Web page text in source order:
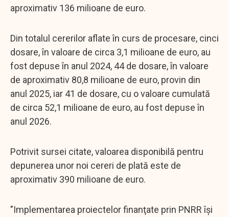
aproximativ 136 milioane de euro.
Din totalul cererilor aflate în curs de procesare, cinci
dosare, în valoare de circa 3,1 milioane de euro, au
fost depuse în anul 2024, 44 de dosare, în valoare
de aproximativ 80,8 milioane de euro, provin din
anul 2025, iar 41 de dosare, cu o valoare cumulată
de circa 52,1 milioane de euro, au fost depuse în
anul 2026.
Potrivit sursei citate, valoarea disponibilă pentru
depunerea unor noi cereri de plată este de
aproximativ 390 milioane de euro.
"Implementarea proiectelor finanţate prin PNRR îşi